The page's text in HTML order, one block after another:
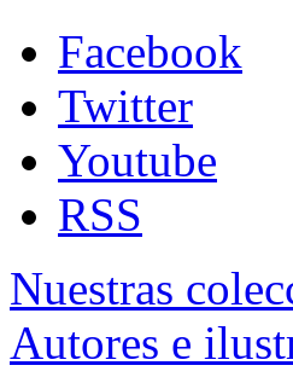
Facebook
Twitter
Youtube
RSS
Nuestras
Autores e